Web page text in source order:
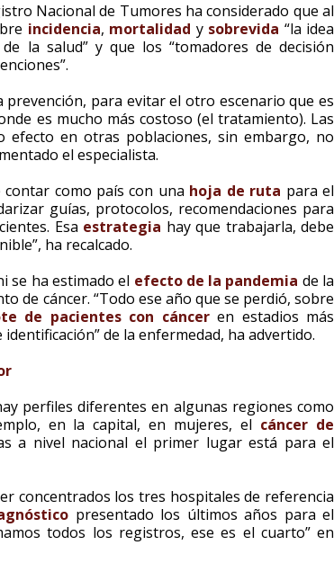
Nacional de Tumores ha considerado que al
incidencia, mortalidad y sobrevida “la idea
la salud” y que los “tomadores de decisión
para evitar el otro escenario que es
es mucho más costoso (el tratamiento). Las
efecto en otras poblaciones, sin embargo, no
el especialista.
como país con una hoja de ruta para el
guías, protocolos, recomendaciones para
Esa estrategia hay que trabajarla, debe
ha recalcado.
se ha estimado el efecto de la pandemia de la
de cáncer. “Todo ese año que se perdió, sobre
de pacientes con cánceren estadios más
de la enfermedad, ha advertido.
perfiles diferentes en algunas regiones como
en la capital, en mujeres, el cáncer de
a nivel nacional el primer lugar está para el
concentrados los tres hospitales de referencia
presentado los últimos años para el
todos los registros, ese es el cuarto” en